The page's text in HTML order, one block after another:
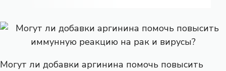
Могут ли добавки аргинина помочь повысить